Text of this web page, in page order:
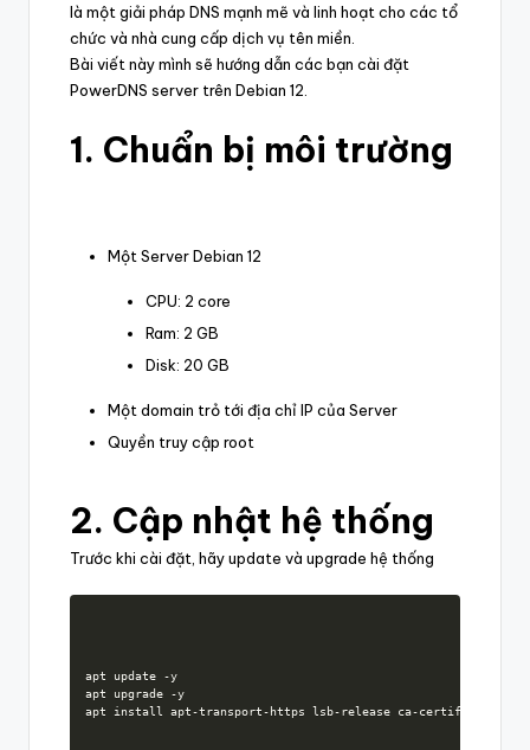
là một giải pháp DNS mạnh mẽ và linh hoạt cho các tổ
chức và nhà cung cấp dịch vụ tên miền.
Bài viết này mình sẽ hướng dẫn các bạn cài đặt
PowerDNS server trên Debian 12.
1. Chuẩn bị môi trường
Một Server Debian 12
CPU: 2 core
Ram: 2 GB
Disk: 20 GB
Một domain trỏ tới địa chỉ IP của Server
Quyền truy cập root
2. Cập nhật hệ thống
Trước khi cài đặt, hãy update và upgrade hệ thống
apt update -y
apt upgrade -y
apt install apt-transport-https lsb-release ca-certificates curl